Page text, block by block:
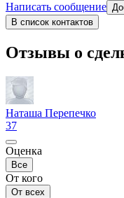
Написать сообщение
В список контактов
Отзывы о
Наташа Перепечко
37
Оценка
Все
От кого
От всех